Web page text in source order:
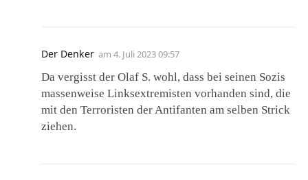
Der Denker am 4. Juli 2023 09:57
Da vergisst der Olaf S. wohl, dass bei seinen Sozis
massenweise Linksextremisten vorhanden sind, die
mit den Terroristen der Antifanten am selben Strick
ziehen.